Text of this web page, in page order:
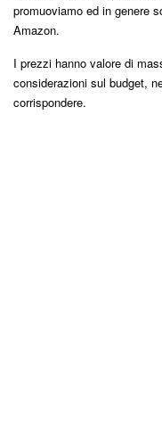
promuoviamo ed in genere
Amazon.
I prezzi hanno valore di
considerazioni sul budget,
corrispondere.